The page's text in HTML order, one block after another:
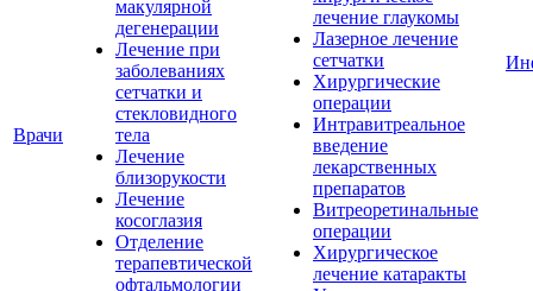
Врачи
макулярной
дегенерации
Лечение при
заболеваниях
сетчатки и
стекловидного
тела
Лечение
близорукости
Лечение
косоглазия
Отделение
терапевтической
офтальмологии
лечение глаукомы
Лазерное лечение
сетчатки
Хирургические
операции
Интравитреальное
введение
лекарственных
препаратов
Витреоретинальные
операции
Хирургическое
лечение катаракты